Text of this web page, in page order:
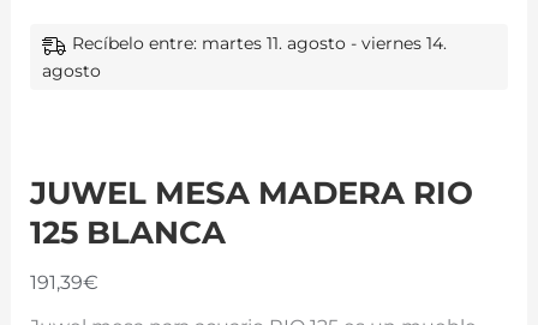
Recíbelo entre: martes 11. agosto - viernes 14.
agosto
JUWEL MESA MADERA RIO
125 BLANCA
191,39€